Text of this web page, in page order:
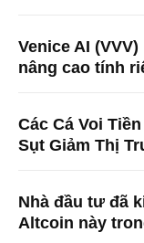
Venice AI
nâng cao tính
Các Cá Voi
Sụt Giảm Thị
Nhà đầu tư đã
Altcoin này